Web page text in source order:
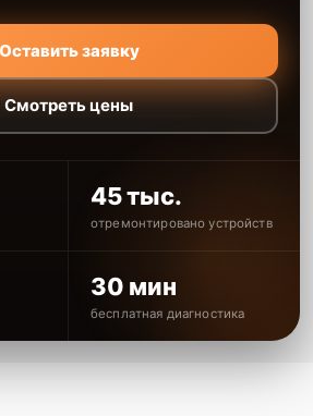
Оставить заявку
Смотреть цены
45 тыс.
отремонтировано устройств
30 мин
бесплатная диагностика